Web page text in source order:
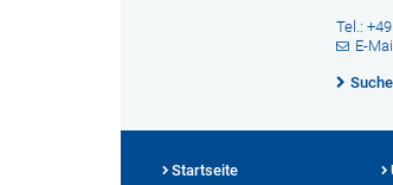
Tel.:
E-Mail
Startseite